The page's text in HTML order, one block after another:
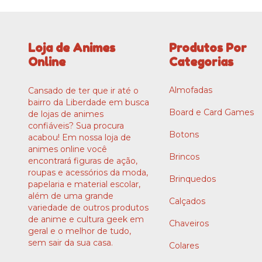
Loja de Animes
Online
Cansado de ter que ir até o
bairro da Liberdade em busca
de lojas de animes
confiáveis? Sua procura
acabou! Em nossa loja de
animes online você
encontrará figuras de ação,
roupas e acessórios da moda,
papelaria e material escolar,
além de uma grande
variedade de outros produtos
de anime e cultura geek em
geral e o melhor de tudo,
sem sair da sua casa.
Produtos Por
Categorias
Almofadas
Board e Card Games
Botons
Brincos
Brinquedos
Calçados
Chaveiros
Colares